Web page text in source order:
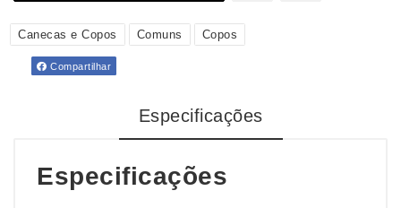
Canecas e Copos Comuns Copos
Compartilhar
Especificações
Especificações